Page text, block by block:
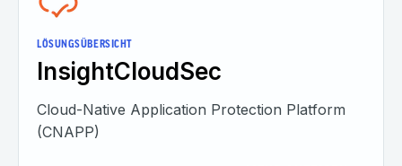
LÖSUNGSÜBERSICHT
InsightCloudSec
Cloud-Native Application Protection Platform
(CNAPP)